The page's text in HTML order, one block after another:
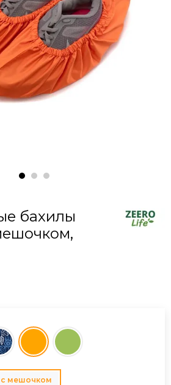
бахилы
с мешочком